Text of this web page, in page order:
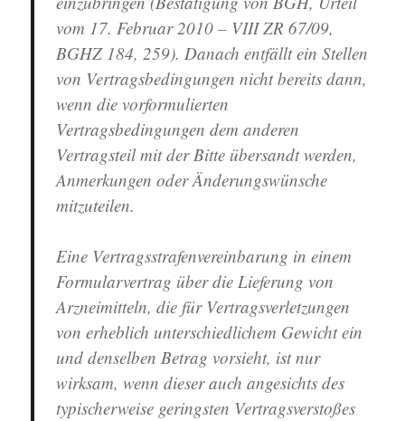
vom 17. Februar 2010 – VIII ZR 67/09,
BGHZ 184, 259). Danach entfällt ein Stellen
von Vertragsbedingungen nicht bereits dann,
wenn die vorformulierten
Vertragsbedingungen dem anderen
Vertragsteil mit der Bitte übersandt werden,
Anmerkungen oder Änderungswünsche
mitzuteilen.
Eine Vertragsstrafenvereinbarung in einem
Formularvertrag über die Lieferung von
Arzneimitteln, die für Vertragsverletzungen
von erheblich unterschiedlichem Gewicht ein
und denselben Betrag vorsieht, ist nur
wirksam, wenn dieser auch angesichts des
typischerweise geringsten Vertragsverstoßes